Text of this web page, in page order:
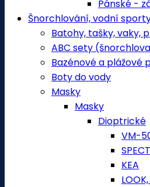
Pánské -
Šnorchlování, vodní
Batohy, tašky, vaky,
ABC sety
Bazénové a plážové
Boty do vody
Masky
Masky
Dioptrické
VM-
KEA